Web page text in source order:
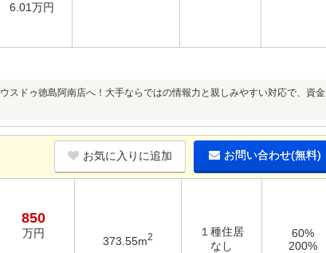
6.01万円
スドゥ徳島阿南店へ！大手ならではの情報力と親しみやすい対応で、資金
お気に入りに追加 お問い合わせ(無料)
850
万円
373.55m2
１種住居
なし
60%
200%